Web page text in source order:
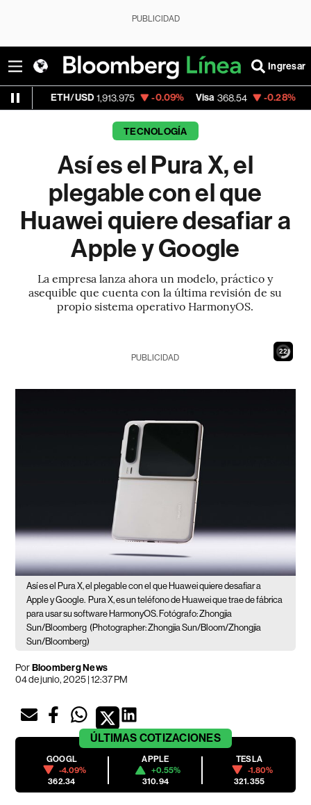
PUBLICIDAD
Ingresar
1,913.975 -0.09% Visa 368.54 -0.28%
TECNOLOGÍA
Así es el Pura X, el
plegable con el que
Huawei quiere desafiar a
Apple y Google
La empresa lanza ahora un modelo, práctico y
asequible que cuenta con la última revisión de su
propio sistema operativo HarmonyOS.
20
PUBLICIDAD
Así es el Pura X, el plegable con el que Huawei quiere desafiar a
Apple y Google. Pura X, es un teléfono de Huawei que trae de fábrica
para usar su software HarmonyOS. Fotógrafo: Zhongjia
Sun/Bloomberg (Photographer: Zhongjia Sun/Bloom/Zhongjia
Sun/Bloomberg)
PorBloomberg News
04 de junio, 2025 | 12:37 PM
ÚLTIMAS COTIZACIONES
GOOGL
-4.09%
362.34
APPLE
+0.55%
310.94
TESLA
-1.80%
321.355